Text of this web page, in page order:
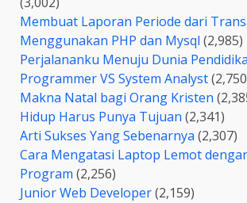
Membuat Laporan Periode dari
Menggunakan PHP dan Mysql (2,985)
Perjalananku Menuju Dunia
Programmer VS System Analyst
Makna Natal bagi Orang Kristen
Hidup Harus Punya Tujuan (2,341)
Arti Sukses Yang Sebenarnya (2,307)
Cara Mengatasi Laptop Lemot
Program (2,256)
Junior Web Developer(2,159)